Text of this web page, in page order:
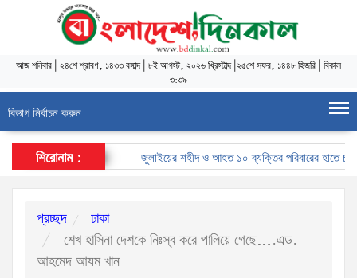
আজশনিবার ২৪শে শ্রাবণ, ১৪৩৩ বঙ্গাব্দ| ৮ই আগস্ট, ২০২৬ খ্রিস্টাব্দ| ২৫শে সফর, ১৪৪৮ হিজরি বিকাল
৩:৩৯
বিভাগ নির্বাচন করুন
শিরোনাম : জুলাইয়ের শহীদ ও আহত ১০ ব্যক্তির পরিবারের হাতে
প্রচ্ছদ
ঢাকা
শেখ হাসিনা দেশকে নিঃস্ব করে পালিয়ে গেছে….এড.
আহমেদ আযম খান